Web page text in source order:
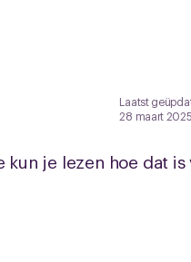
Laatst
28 maart
je lezen hoe dat is